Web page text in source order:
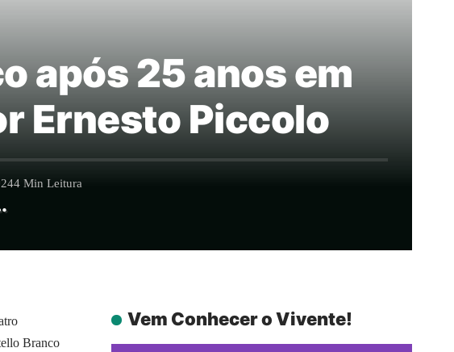
após 25 anos em
Ernesto Piccolo
4 Min Leitura
Branco
Vem Conhecer o Vivente!